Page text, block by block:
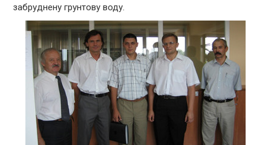
забруднену грунтову воду.